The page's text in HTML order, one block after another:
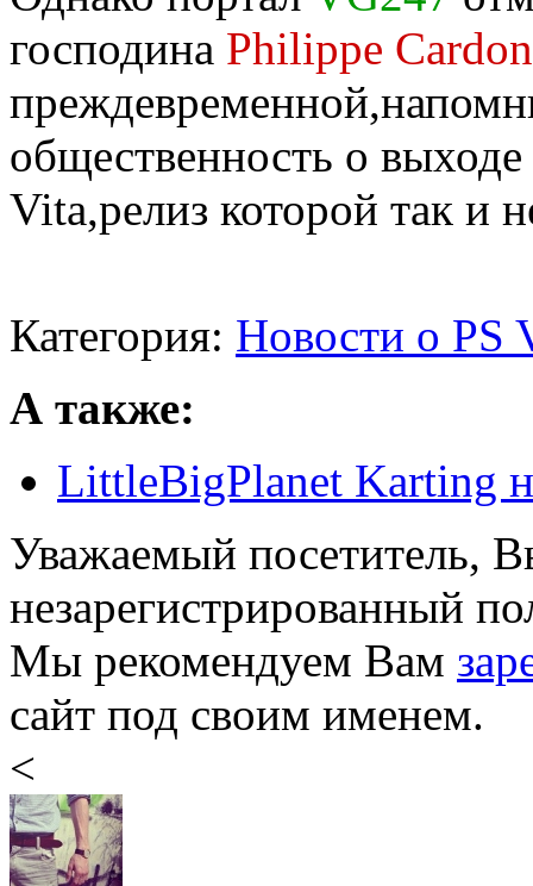
господина Philippe Cardon
общественность о выходе
Vita,релиз которой так и
Категория: Новости о PS
А также:
LittleBigPlanet Karting
Уважаемый посетитель,
незарегистрированный
Мы рекомендуем Вам
сайт под своим именем.
<